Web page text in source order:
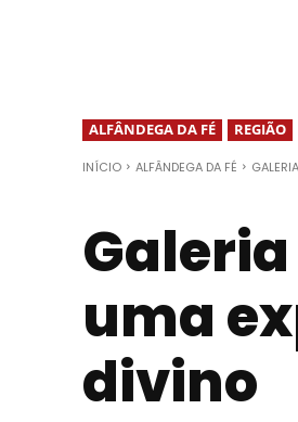
ALFÂNDEGA DA FÉ REGIÃO
INÍCIO ALFÂNDEGA DA FÉ
uma
divino